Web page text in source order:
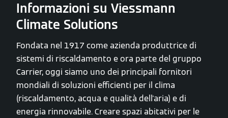
Informazioni su Viessmann
Climate Solutions
Fondata nel 1917 come azienda produttrice di
sistemi di riscaldamento e ora parte del gruppo
Carrier, oggi siamo uno dei principali fornitori
mondiali di soluzioni efficienti per il clima
(riscaldamento, acqua e qualità dell'aria) e di
energia rinnovabile. Creare spazi abitativi per le